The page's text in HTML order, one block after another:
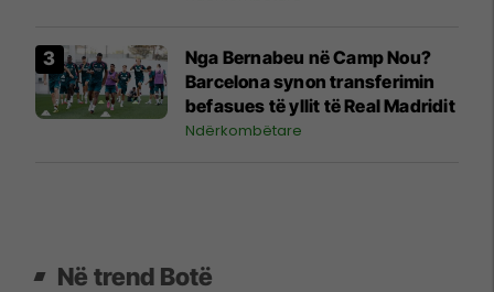
Nga Bernabeu në Camp Nou?
Barcelona synon transferimin
befasues të yllit të Real Madridit
Ndërkombëtare
Në trend Botë